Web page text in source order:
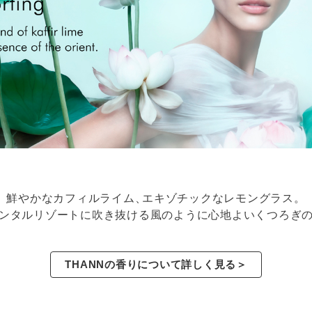
鮮やかなカフィルライム
エキゾチックなレモングラス。
タルリゾートに吹き抜ける 風のように心地よいくつろぎ
THANNの香りについて詳しく見る＞